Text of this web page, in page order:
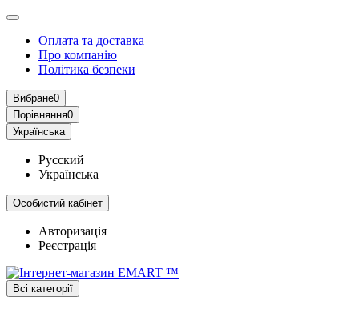
Оплата та доставка
Про компанію
Політика безпеки
Вибране0
Порівняння0
Українська
Русский
Українська
Особистий кабінет
Авторизація
Реєстрація
Всі категорії